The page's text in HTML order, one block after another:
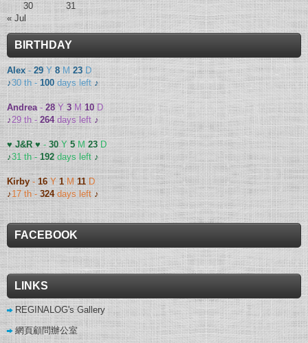
30
31
« Jul
BIRTHDAY
Alex-29 Y 8M 23D
♪30 th -100days left♪
Andrea-28Y3M10D
♪29 th - 264days left♪
♥ J&R ♥-30Y5M23D
♪31 th -192days left♪
Kirby -16Y1M11D
♪17 th -324days left♪
FACEBOOK
LINKS
REGINALOG's Gallery
網頁顧問辦公室